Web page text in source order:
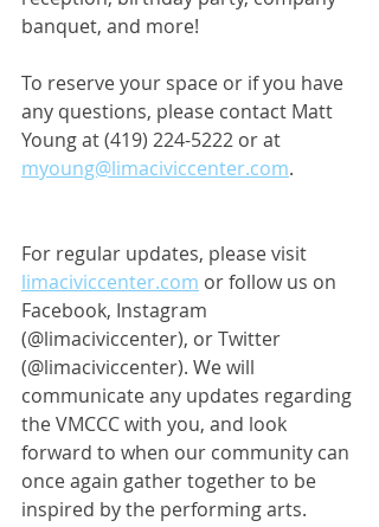
banquet, and more!
To reserve your space or if you have
any questions, please contact Matt
Young at (419) 224-5222 or at
myoung@limaciviccenter.com.
For regular updates, please visit
limaciviccenter.com or follow us on
Facebook, Instagram
(@limaciviccenter), or Twitter
(@limaciviccenter). We will
communicate any updates regarding
the VMCCC with you, and look
forward to when our community can
once again gather together to be
inspired by the performing arts.